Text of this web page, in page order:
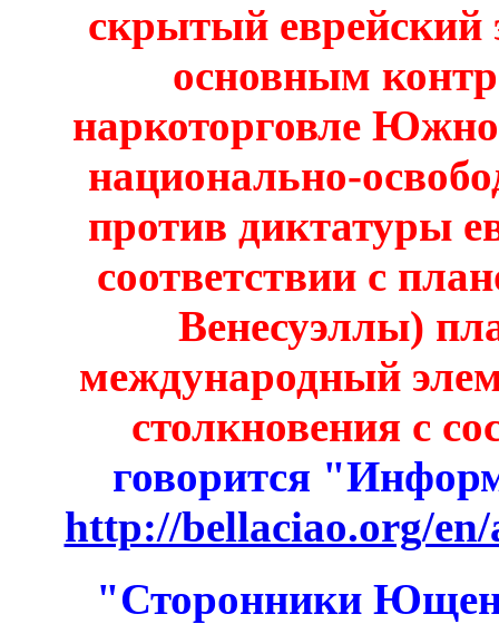
скрытый еврейский
основным
наркоторговле
национально-
против диктатуры
соответствии с
Венесуэллы)
международный
столкновения с
говорится
http://bellaciao.org/
"Сторонники